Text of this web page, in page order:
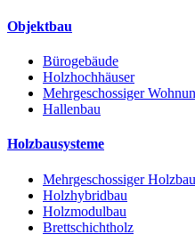
Objektbau
Bürogebäude
Holzhochhäuser
Mehrgeschossiger
Hallenbau
Holzbausysteme
Mehrgeschossiger Holzbau
Holzhybridbau
Holzmodulbau
Brettschichtholz